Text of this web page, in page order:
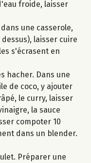
froide, laisser
une casserole,
laisser cuire
s'écrasent en
hacher. Dans une
de coco, y ajouter
le curry, laisser
la sauce
compoter 10
dans un blender.
Préparer une